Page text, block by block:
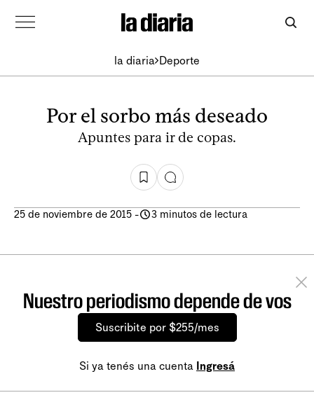
la diaria Deporte
Por el sorbo más deseado
Apuntes para ir de copas.
25 de noviembre de 2015 - 3 minutos de lectura
Nuestro periodismo depende de vos
Suscribite por $255/mes
Si ya tenés una cuenta Ingresá